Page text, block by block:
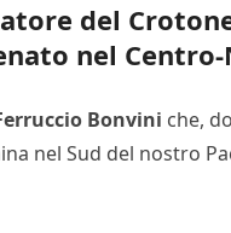
del
nel
Bonvini che,
nel Sud del nostro